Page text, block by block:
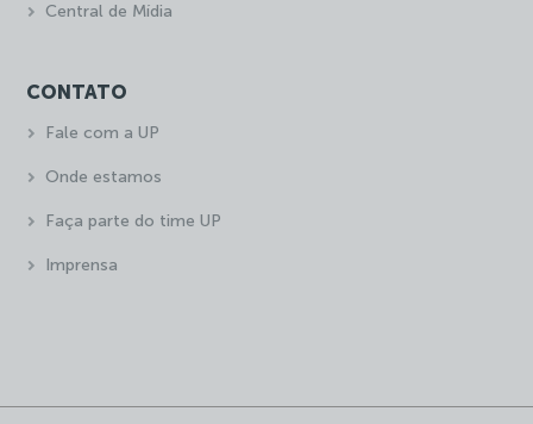
Central de Mídia
CONTATO
Fale com a UP
Onde estamos
Faça parte do time UP
Imprensa